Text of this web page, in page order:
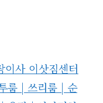
이사 이삿짐센터
룸 | 쓰리룸 | 순